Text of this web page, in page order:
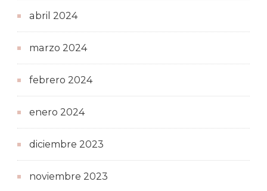
abril 2024
marzo 2024
febrero 2024
enero 2024
diciembre 2023
noviembre 2023